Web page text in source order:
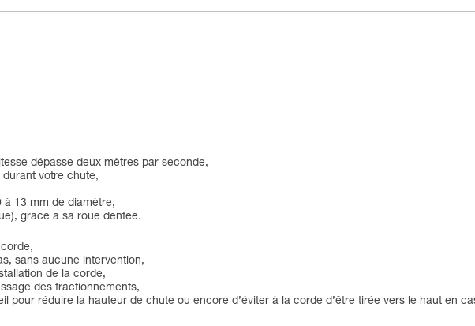
dépasse deux mètres par seconde,
durant votre chute,
13 mm de diamètre,
grâce à sa roue dentée.
sans aucune intervention,
de la corde,
des fractionnements,
pour réduire la hauteur de chute ou encore d’éviter à la corde d’être tirée vers le haut en